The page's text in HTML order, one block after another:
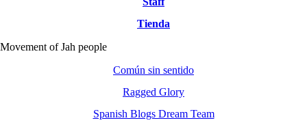
Tienda
Movement of Jah people
Común sin sentido
Ragged Glory
Spanish Blogs Dream Team